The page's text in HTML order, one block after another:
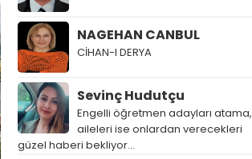
NAGEHAN CANBUL
CİHAN-I DERYA
Sevinç Hudutçu
Engelli öğretmen adayları atama,
aileleri ise onlardan verecekleri
güzel haberi bekliyor...